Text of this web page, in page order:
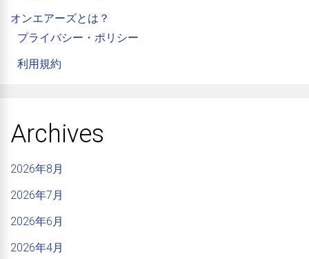
オンエアーズとは？
プライバシー・ポリシー
利用規約
Archives
2026年8月
2026年7月
2026年6月
2026年4月